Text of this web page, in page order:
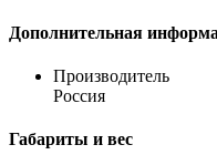
Дополнительная
Производитель
Россия
Габариты и вес